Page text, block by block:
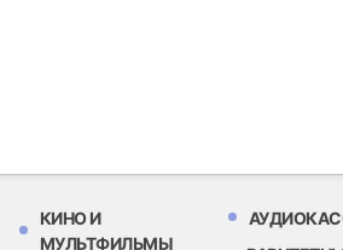
КИНО И
МУЛЬТФИЛЬМЫ